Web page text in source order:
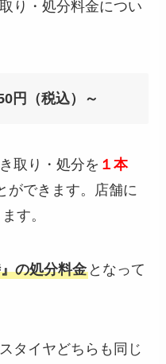
り・処分料金につい
円（税込）～
取り・処分を １本
ができます。店舗に
す。
の処分料金 となって
タイヤどちらも同じ